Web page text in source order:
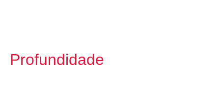
Profundidade